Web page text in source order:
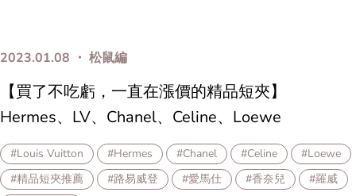
2023.01.08 ・ 松鼠編
【買了不吃虧，一直在漲價的精品短夾】
Hermes、LV、Chanel、Celine、Loewe
#Louis Vuitton #Hermes #Chanel #Celine
#Loewe
#精品短夾推薦
#路易威登 #愛馬仕 #香奈兒
#羅威